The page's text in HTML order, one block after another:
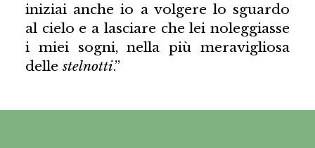
iniziai anche io a volgere lo sguardo
al cielo e a lasciare che lei noleggiasse
i miei sogni, nella più meravigliosa
dellestelnotti.”